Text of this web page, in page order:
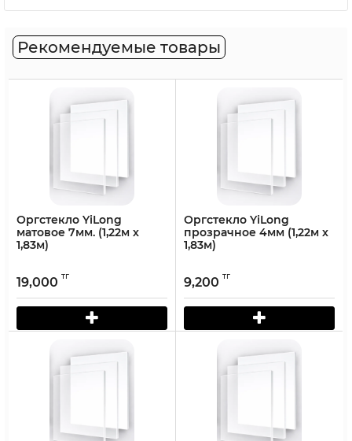
Рекомендуемые товары
Оргстекло YiLong
матовое 7мм. (1,22м х
1,83м)
19,000 тг
Оргстекло YiLong
прозрачное 4мм (1,22м х
1,83м)
9,200 тг